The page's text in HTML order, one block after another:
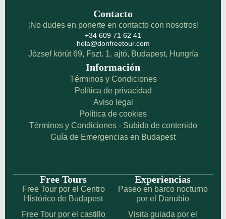
Contacto
¡No dudes en ponerte en contacto con nosotros!
+34 609 71 62 41
hola@donfreetour.com
József körút 69, Fszt. 1. ajtó, Budapest, Hungría
Información
Términos y Condiciones
Política de privacidad
Aviso legal
Política de cookies
Términos y Condiciones - Subida de contenido
Guía de Emergencias en Budapest
Free Tours
Free Tour por el Centro
Histórico de Budapest
Free Tour por el castillo
Experiencias
Paseo en barco nocturno
por el Danubio
Visita guiada por el